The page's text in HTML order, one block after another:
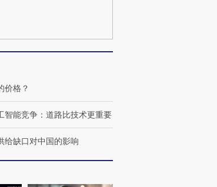
马航飞行员跨国走私7万
视线｜被称为“蟑螂”的印
价格？
智能竞争：道路比技术更重要
给缺口对中国的影响